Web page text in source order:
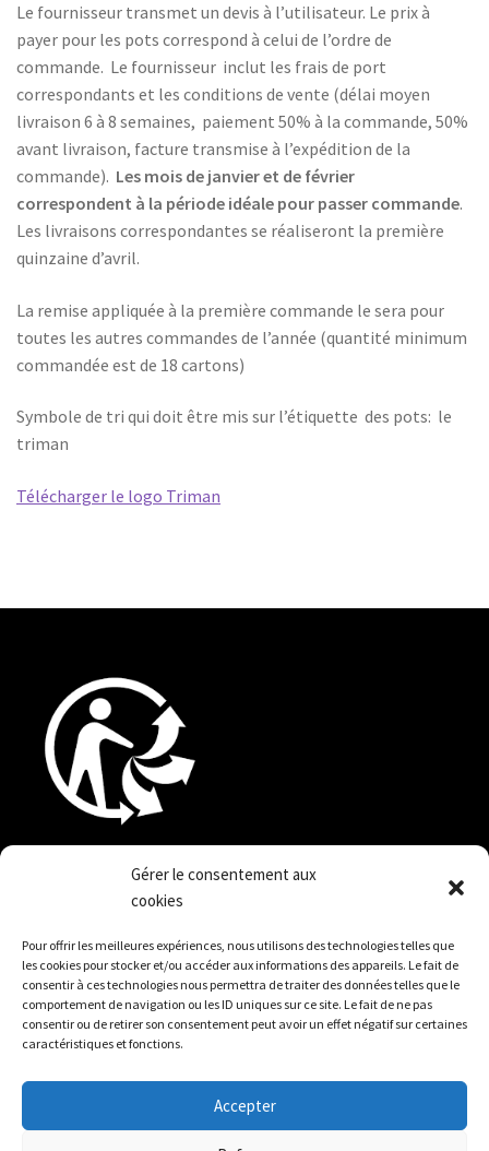
Gérer le consentement aux
cookies
Pour offrir les meilleures expériences, nous utilisons des technologies telles que
les cookies pour stocker et/ou accéder aux informations des appareils. Le fait de
consentir à ces technologies nous permettra de traiter des données telles que le
comportement de navigation ou les ID uniques sur ce site. Le fait de ne pas
consentir ou de retirer son consentement peut avoir un effet négatif sur certaines
caractéristiques et fonctions.
Accepter
Le fournisseur transmet un devis à l’utilisateur. Le prix à
payer pour les pots correspond à celui de l’ordre de
commande. Le fournisseur inclut les frais de port
correspondants et les conditions de vente (délai moyen
livraison 6 à 8 semaines, paiement 50% à la commande, 50%
avant livraison, facture transmise à l’expédition de la
commande). Les mois de janvier et de février
correspondent à la période idéale pour passer commande.
Les livraisons correspondantes se réaliseront la première
quinzaine d’avril.
La remise appliquée à la première commande le sera pour
toutes les autres commandes de l’année (quantité minimum
commandée est de 18 cartons)
Symbole de tri qui doit être mis sur l’étiquette des pots: le
triman
Télécharger le logo Triman
quefairedemesdechets.fr
Politique de confidentialité
Conditions générales de vente
Mentions légales